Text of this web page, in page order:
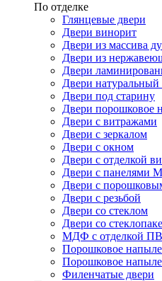
По отделке
Глянцевые двери
Двери винорит
Двери из массива
Двери из
Двери
Двери
Двери под старину
Двери
Двери с витражами
Двери с зеркалом
Двери с окном
Двери с отделкой
Двери с панелями
Двери с
Двери с резьбой
Двери со стеклом
Двери со
МДФ с отделкой
Порошковое
Порошковое
Филенчатые двери